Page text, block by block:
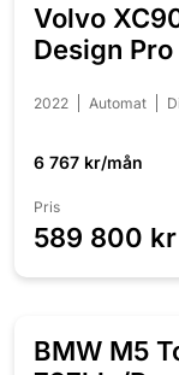
Volvo
Design
2022 Automat
6 767 kr/mån
Pris
589 800 kr
BMW M5